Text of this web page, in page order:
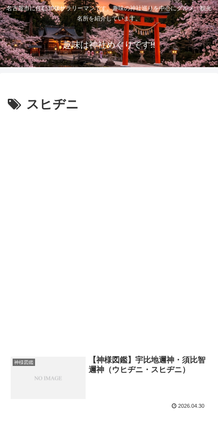
名古屋市に住む30代サラリーマンです。趣味の神社巡りを中心にグルメ、観光
名所を紹介しています。
趣味は神社めぐりです!!
スヒヂニ
神様図鑑
【神様図鑑】宇比地邇神・須比智
邇神（ウヒヂニ・スヒヂニ）
2026.04.30